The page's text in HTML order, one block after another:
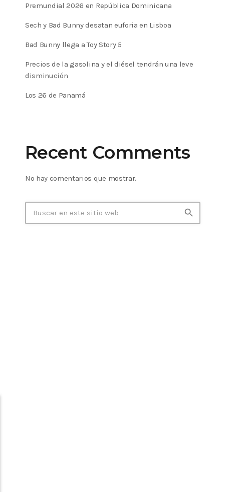
Premundial 2026 en República Dominicana
Sech y Bad Bunny desatan euforia en Lisboa
Bad Bunny llega a Toy Story 5
Precios de la gasolina y el diésel tendrán una leve
disminución
Los 26 de Panamá
Recent Comments
No hay comentarios que mostrar.
search